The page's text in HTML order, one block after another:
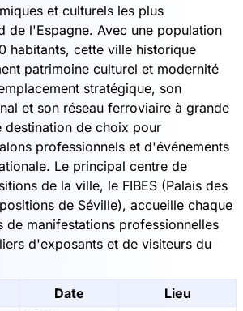
et culturels les plus
de l'Espagne. Avec une population
habitants, cette ville historique
patrimoine culturel et modernité
stratégique, son
et son réseau ferroviaire à grande
destination de choix pour
professionnels et d'événements
Le principal centre de
de la ville, le FIBES (Palais des
de Séville), accueille chaque
de manifestations professionnelles
d'exposants et de visiteurs du
Date Lieu